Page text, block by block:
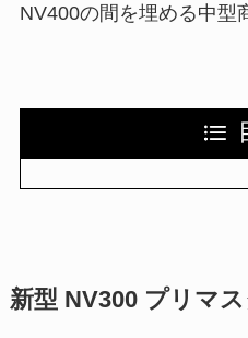
NV400の間を埋める中型
新型 NV300 プリマ